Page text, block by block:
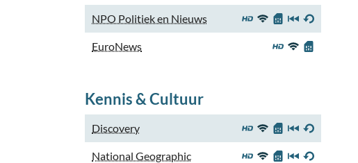
NPO Politiek en Nieuws
EuroNews
Kennis & Cultuur
Discovery
National Geographic